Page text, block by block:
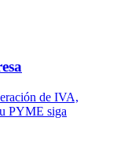
de IVA,
PYME siga